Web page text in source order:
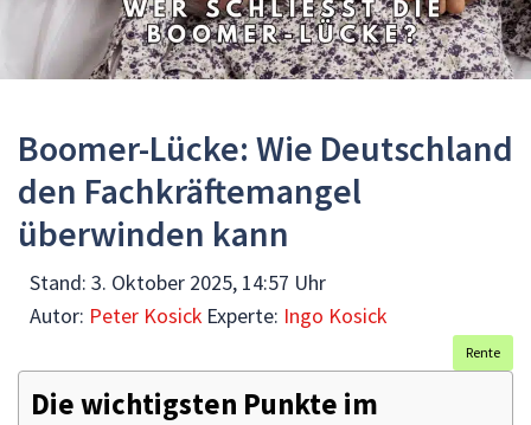
Boomer-Lücke: Wie Deutschland
den Fachkräftemangel
überwinden kann
Stand: 3. Oktober 2025, 14:57 Uhr
Autor: Peter Kosick Experte: Ingo Kosick
Rente
Die wichtigsten Punkte im